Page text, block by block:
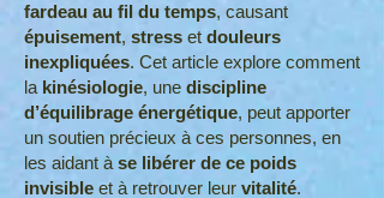
fardeau au fil du temps, causant
épuisement, stress et douleurs
inexpliquées. Cet article explore comment
la kinésiologie, une discipline
d’équilibrage énergétique, peut apporter
un soutien précieux à ces personnes, en
les aidant à se libérer de ce poids
invisible et à retrouver leur vitalité.